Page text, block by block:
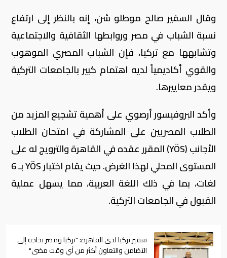
وقال السفير صالح موطلو شن، إنه بالنظر إلى ارتفاع
نسبة الشباب في مصر وروابطها الثقافية والاجتماعية
وتشابهها مع تركيا، فإن الشباب المصري الموهوب
والقوي أكاديمياً لديه اهتمام كبير بالجامعات التركية
ويقدر معاييرها.
وأكد البروفيسور أرصوي على أهمية تشجيع المزيد من
الطلاب المصريين على المشاركة في امتحان الطلاب
الأجانب (YÖS) المقرر عقده في القاهرة والترويج له على
المستوى المحلي لهذا الغرض. حيث يقام اختبار YÖS بـ 6
لغات، بما في ذلك اللغة العربية، مما يسهل عملية
القبول في الجامعات التركية.
سفير تركيا لدى القاهرة: "تركيا ومصر بحاجة إلى
التضامن والتعاون أكثر من أي وقت مضى"